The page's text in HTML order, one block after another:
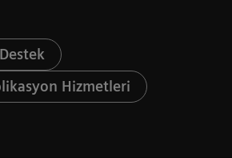
Hizmetleri